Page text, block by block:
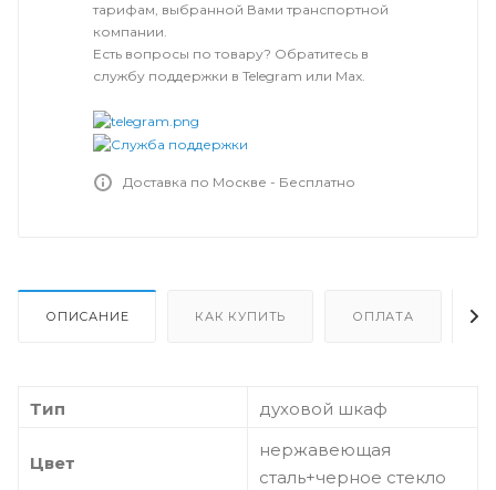
тарифам, выбранной Вами транспортной
компании.
Есть вопросы по товару? Обратитесь в
службу поддержки в Telegram или Max.
Доставка по Москве - Бесплатно
ОПИСАНИЕ КАК КУПИТЬ ОПЛАТА
Тип духовой шкаф
Цвет
нержавеющая
сталь+черное стекло